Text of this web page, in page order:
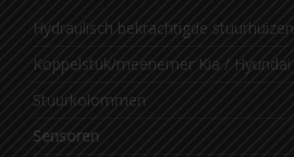
Hydraulisch bekrachtigde stuurhuizen
Koppelstuk/meenemer Kia / Hyundai
Stuurkolommen
Sensoren